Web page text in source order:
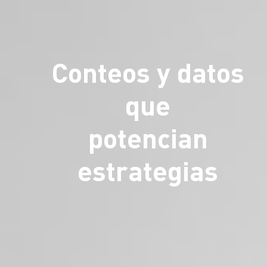
Conteos y datos
que
potencian
estrategias